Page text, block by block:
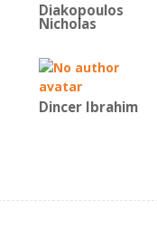
Diakopoulos
Nicholas
Dincer Ibrahim